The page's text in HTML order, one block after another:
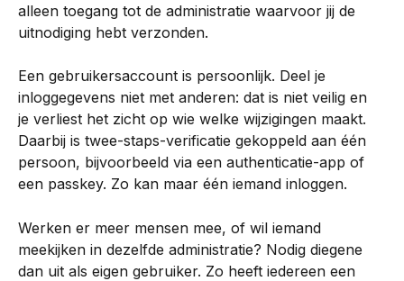
alleen toegang tot de administratie waarvoor jij de
uitnodiging hebt verzonden.
Een gebruikersaccount is persoonlijk. Deel je
inloggegevens niet met anderen: dat is niet veilig en
je verliest het zicht op wie welke wijzigingen maakt.
Daarbij is twee-staps-verificatie gekoppeld aan één
persoon, bijvoorbeeld via een authenticatie-app of
een passkey. Zo kan maar één iemand inloggen.
Werken er meer mensen mee, of wil iemand
meekijken in dezelfde administratie? Nodig diegene
dan uit als eigen gebruiker. Zo heeft iedereen een